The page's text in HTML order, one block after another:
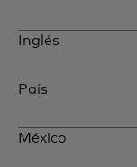
Inglés
País
México